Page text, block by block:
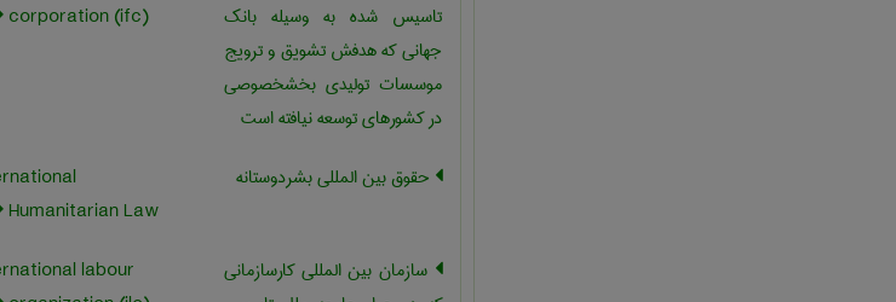
تاسیس شده به وسیله بانک
جهانی که هدفش تشویق و ترویج
موسسات تولیدی بخشخصوصی
در کشورهای توسعه نیافته است
corporation (ifc)
حقوق بین المللی بشردوستانه
Humanitarian Law
سازمان بین المللی کارسازمانی
labour